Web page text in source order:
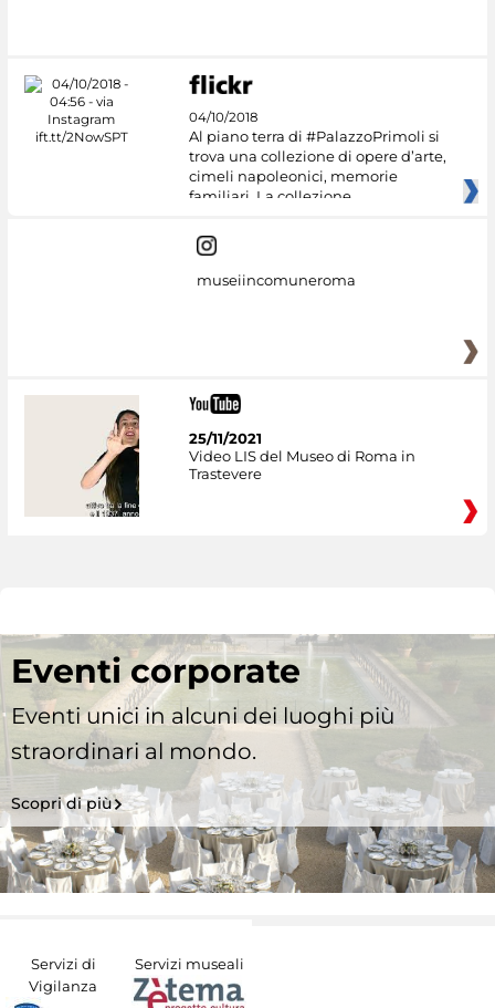
04/10/2018
Al piano terra di #PalazzoPrimoli si
trova una collezione di opere d’arte,
cimeli napoleonici, memorie
familiari. La collezione
museiincomuneroma
25/11/2021
Video LIS del Museo di Roma in
Trastevere
Eventi corporate
Eventi unici in alcuni dei luoghi più
straordinari al mondo.
Scopri di più
Servizi di
Vigilanza
Servizi museali